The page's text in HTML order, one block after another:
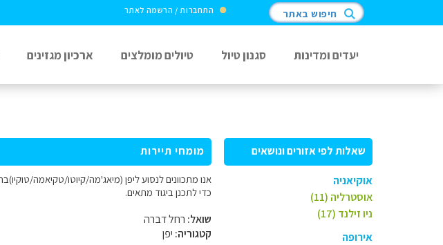
התחברות / הרשמה לאתר חיפוש באתר
יעדים ומדינות סגנון טיול טיולים מומלצים ארכיון מגזינים
שאלות לפי אזורים ונושאים
אוקיאניה
אוסטרליה (11)
ניו זילנד (17)
אירופה
מומחי תיירות
כדי לתכנן ביגוד מתאים.
שואל: רחל דברה
קטגוריה: יפן